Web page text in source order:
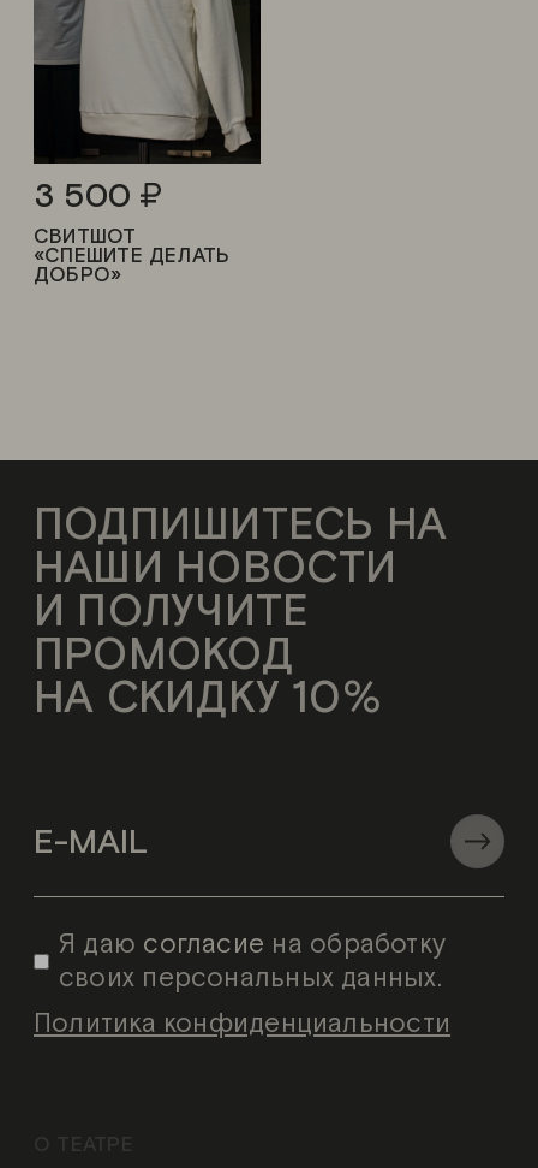
3 500
СВИТШОТ
«СПЕШИТЕ ДЕЛАТЬ
ДОБРО»
ПОДПИШИТЕСЬ НА
НАШИ НОВОСТИ
И ПОЛУЧИТЕ
ПРОМОКОД
НА СКИДКУ 10%
Я даю согласие на обработку
своих персональных данных.
Политика конфиденциальности
О ТЕАТРЕ